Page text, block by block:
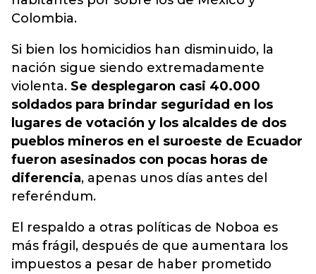
Colombia.
Si bien los homicidios han disminuido, la
nación sigue siendo extremadamente
violenta. Se desplegaron casi 40.000
soldados para brindar seguridad en los
lugares de votación y los alcaldes de dos
pueblos mineros en el suroeste de Ecuador
fueron asesinados con pocas horas de
diferencia, apenas unos días antes del
referéndum.
El respaldo a otras políticas de Noboa es
más frágil, después de que aumentara los
impuestos a pesar de haber prometido